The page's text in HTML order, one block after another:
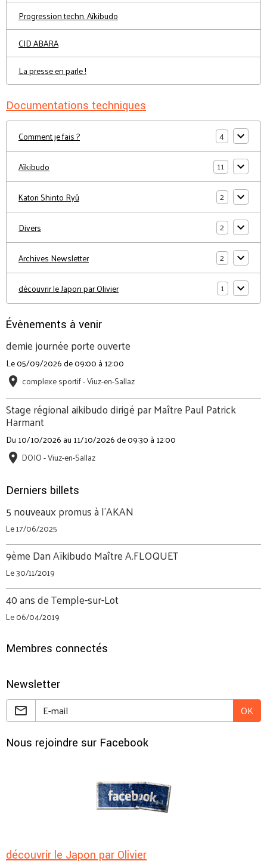
Progression techn. Aïkibudo
CID ABARA
La presse en parle !
Documentations techniques
Comment je fais ? 4
Aïkibudo 11
Katori Shinto Ryû 2
Divers 2
Archives Newsletter 2
découvrir le Japon par Olivier 1
Évènements à venir
demie journée porte ouverte
Le 05/09/2026de 09:00 à 12:00
complexe sportif - Viuz-en-Sallaz
Stage régional aikibudo dirigé par Maître Paul Patrick
Harmant
Du 10/10/2026 au 11/10/2026de 09:30 à 12:00
DOJO - Viuz-en-Sallaz
Derniers billets
5 nouveaux promus à l'AKAN
Le 17/06/2025
9ème Dan Aïkibudo Maître A.FLOQUET
Le 30/11/2019
40 ans de Temple-sur-Lot
Le 06/04/2019
Membres connectés
Newsletter
OK
Nous rejoindre sur Facebook
découvrir le Japon par Olivier